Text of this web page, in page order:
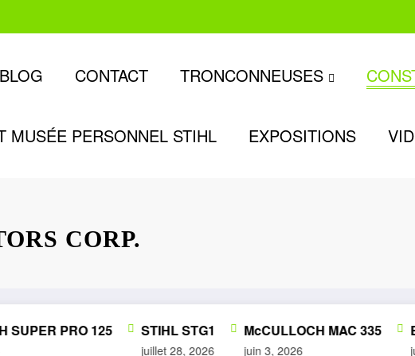
BLOG CONTACT TRONCONNEUSES
MUSÉE PERSONNEL STIHL EXPOSITIONS
CORP.
PRO 125 STIHL STG1
juillet 28, 2026
McCULLOCH MAC 335
juin 3, 2026